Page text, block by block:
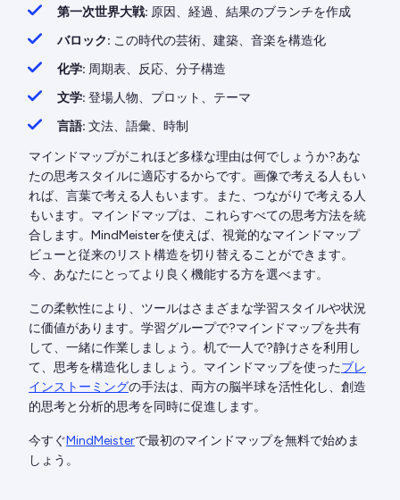
第一次世界大戦: 原因、経過、結果のブランチを作成
バロック: この時代の芸術、建築、音楽を構造化
化学: 周期表、反応、分子構造
文学: 登場人物、プロット、テーマ
言語: 文法、語彙、時制
マインドマップがこれほど多様な理由は何でしょうか?あな
たの思考スタイルに適応するからです。画像で考える人もい
れば、言葉で考える人もいます。また、つながりで考える人
もいます。マインドマップは、これらすべての思考方法を統
合します。MindMeisterを使えば、視覚的なマインドマップ
ビューと従来のリスト構造を切り替えることができます。
今、あなたにとってより良く機能する方を選べます。
この柔軟性により、ツールはさまざまな学習スタイルや状況
に価値があります。学習グループで?マインドマップを共有
して、一緒に作業しましょう。机で一人で?静けさを利用し
て、思考を構造化しましょう。マインドマップを使ったブレ
インストーミングの手法は、両方の脳半球を活性化し、創造
的思考と分析的思考を同時に促進します。
今すぐMindMeisterで最初のマインドマップを無料で始めま
しょう。